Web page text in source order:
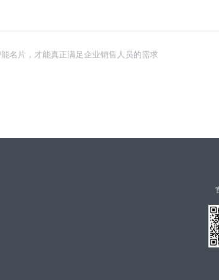
能名片，才能真正满足企业销售人员的需求